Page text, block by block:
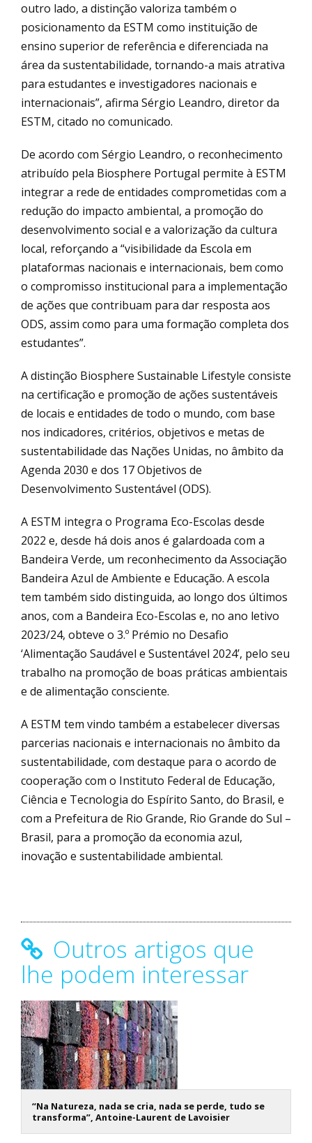
outro lado, a distinção valoriza também o
posicionamento da ESTM como instituição de
ensino superior de referência e diferenciada na
área da sustentabilidade, tornando-a mais atrativa
para estudantes e investigadores nacionais e
internacionais”, afirma Sérgio Leandro, diretor da
ESTM, citado no comunicado.
De acordo com Sérgio Leandro, o reconhecimento
atribuído pela Biosphere Portugal permite à ESTM
integrar a rede de entidades comprometidas com a
redução do impacto ambiental, a promoção do
desenvolvimento social e a valorização da cultura
local, reforçando a “visibilidade da Escola em
plataformas nacionais e internacionais, bem como
o compromisso institucional para a implementação
de ações que contribuam para dar resposta aos
ODS, assim como para uma formação completa dos
estudantes”.
A distinção Biosphere Sustainable Lifestyle consiste
na certificação e promoção de ações sustentáveis
de locais e entidades de todo o mundo, com base
nos indicadores, critérios, objetivos e metas de
sustentabilidade das Nações Unidas, no âmbito da
Agenda 2030 e dos 17 Objetivos de
Desenvolvimento Sustentável (ODS).
A ESTM integra o Programa Eco-Escolas desde
2022 e, desde há dois anos é galardoada com a
Bandeira Verde, um reconhecimento da Associação
Bandeira Azul de Ambiente e Educação. A escola
tem também sido distinguida, ao longo dos últimos
anos, com a Bandeira Eco-Escolas e, no ano letivo
2023/24, obteve o 3.º Prémio no Desafio
‘Alimentação Saudável e Sustentável 2024’, pelo seu
trabalho na promoção de boas práticas ambientais
e de alimentação consciente.
A ESTM tem vindo também a estabelecer diversas
parcerias nacionais e internacionais no âmbito da
sustentabilidade, com destaque para o acordo de
cooperação com o Instituto Federal de Educação,
Ciência e Tecnologia do Espírito Santo, do Brasil, e
com a Prefeitura de Rio Grande, Rio Grande do Sul –
Brasil, para a promoção da economia azul,
inovação e sustentabilidade ambiental.
Outros artigos que
lhe podem interessar
“Na Natureza, nada se cria, nada se perde, tudo se
transforma”, Antoine-Laurent de Lavoisier